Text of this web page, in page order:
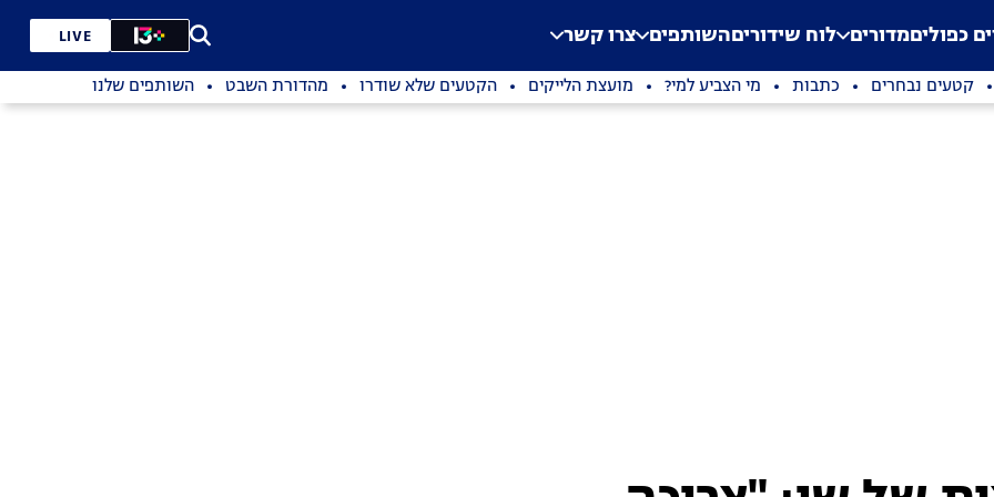
Application error: a
. כפוליםמדורים לוח שידוריםהשותפים צרו קשר LIVE
קטעים נבחרים כתבות מי הצביע למי? מועצת הלייקים הקטעים שלא שודרו מהדורת השבט השותפים שלנו